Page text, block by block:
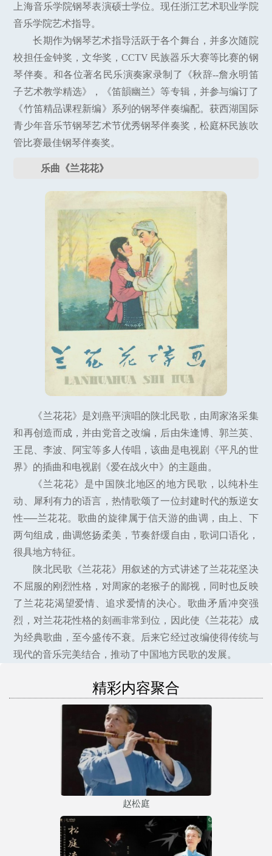
上海音乐学院钢琴表演硕士学位。现任浙江艺术职业学院
音乐学院艺术指导。
长期作为钢琴艺术指导活跃于各个舞台，并多次随院
校担任金钟奖，文华奖，CCTV 民族器乐大赛等比赛的钢
琴伴奏。和各位著名民乐演奏家录制了《秋辞--詹永明笛
子艺术教学精选》，《笛韻幽兰》等专辑，并参与编订了
《竹笛精品课程新编》系列的钢琴伴奏编配。获西湖国际
青少年音乐节钢琴艺术节优秀钢琴伴奏奖，松庭杯民族吹
管比赛最佳钢琴伴奏奖。
乐曲《兰花花》
《兰花花》是刘燕平演唱的陕北民歌，由周家洛采集
和再创造而成，并由党音之改编，后由朱逢博、郭兰英、
王昆、李波、阿宝等多人传唱，该曲是电视剧《平凡的世
界》的插曲和电视剧《爱在战火中》的主题曲。
《兰花花》是中国陕北地区的地方民歌，以纯朴生
动、犀利有力的语言，热情歌颂了一位封建时代的叛逆女
性──兰花花。歌曲的旋律属于信天游的曲调，由上、下
两句组成，曲调悠扬柔美，节奏舒缓自由，歌词口语化，
很具地方特征。
陕北民歌《兰花花》用叙述的方式讲述了兰花花坚决
不屈服的刚烈性格，对周家的老猴子的鄙视，同时也反映
了兰花花渴望爱情、追求爱情的决心。歌曲矛盾冲突强
烈，对兰花花性格的刻画非常到位，因此使《兰花花》成
为经典歌曲，至今盛传不衰。后来它经过改编使得传统与
现代的音乐完美结合，推动了中国地方民歌的发展。
精彩内容聚合
赵松庭